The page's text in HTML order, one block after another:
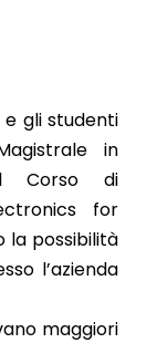
e gli studenti
in
Corso di
for
la possibilità
l’azienda
maggiori